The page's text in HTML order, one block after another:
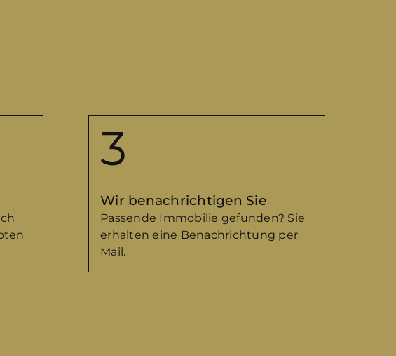
Gewerbeimmobilie
Ortsteil)
uns Ihre Wünsche noch
Wir benachrichtigen Sie
Passende Immobilie gefunden? Sie
erhalten eine Benachrichtung per
Mail.